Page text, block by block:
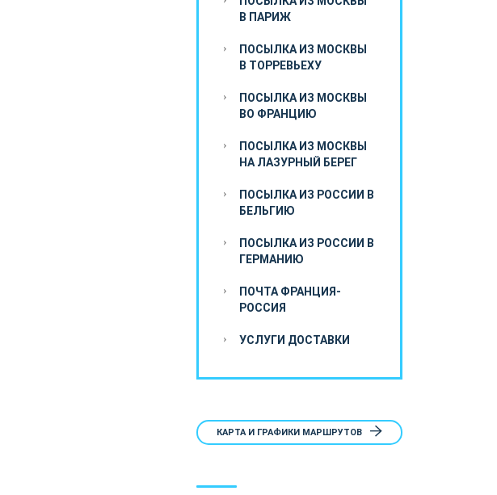
В ПАРИЖ
ПОСЫЛКА ИЗ МОСКВЫ
В ТОРРЕВЬЕХУ
ПОСЫЛКА ИЗ МОСКВЫ
ВО ФРАНЦИЮ
ПОСЫЛКА ИЗ МОСКВЫ
НА ЛАЗУРНЫЙ БЕРЕГ
ПОСЫЛКА ИЗ РОССИИ В
БЕЛЬГИЮ
ПОСЫЛКА ИЗ РОССИИ В
ГЕРМАНИЮ
ПОЧТА ФРАНЦИЯ-
РОССИЯ
УСЛУГИ ДОСТАВКИ
КАРТА И ГРАФИКИ МАРШРУТОВ